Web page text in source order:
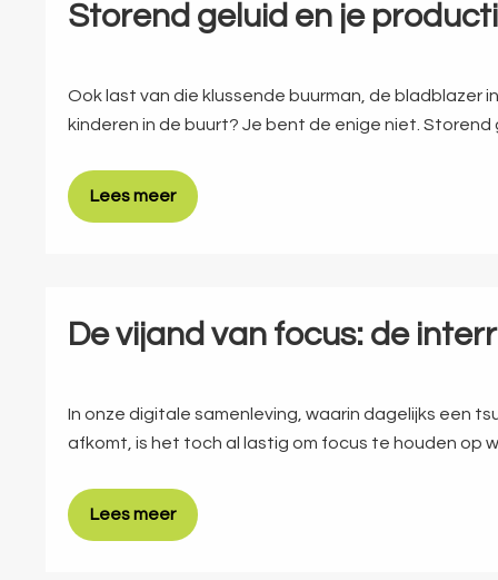
Storend geluid en je
Ook last van die klussende buurman, de bladblazer
kinderen in de buurt? Je bent de enige niet. Storend
Lees meer
De vijand van focus: de
In onze digitale samenleving, waarin dagelijks een
afkomt, is het toch al lastig om focus te houden op
Lees meer